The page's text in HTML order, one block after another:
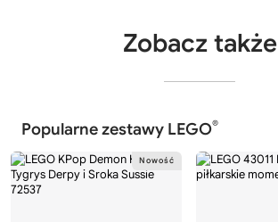
Zobacz także
Popularne zestawy LEGO®